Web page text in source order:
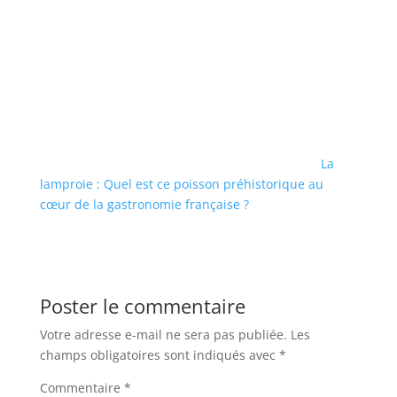
La
lamproie : Quel est ce poisson préhistorique au
cœur de la gastronomie française ?
Poster le commentaire
Votre adresse e-mail ne sera pas publiée. Les
champs obligatoires sont indiqués avec *
Commentaire *